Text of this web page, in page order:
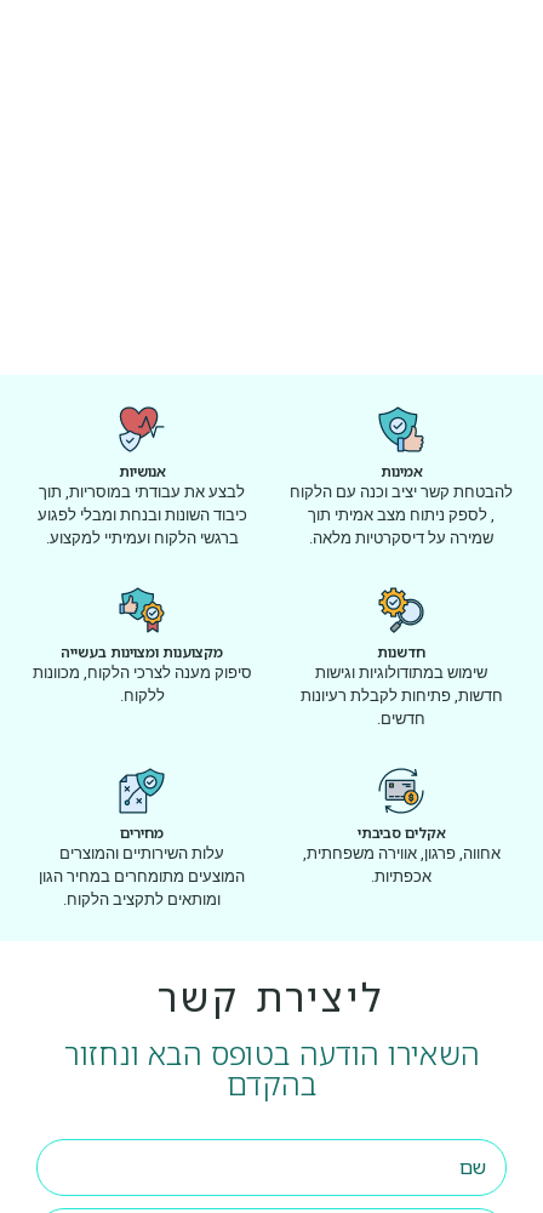
אמינות
להבטחת קשר יציב וכנה עם הלקוח
, לספק ניתוח מצב אמיתי תוך
שמירה על דיסקרטיות מלאה.
אנושיות
לבצע את עבודתי במוסריות, תוך
כיבוד השונות ובנחת ומבלי לפגוע
ברגשי הלקוח ועמיתיי למקצוע.
חדשנות
שימוש במתודולוגיות וגישות
חדשות, פתיחות לקבלת רעיונות
חדשים.
מקצוענות ומצוינות בעשייה
סיפוק מענה לצרכי הלקוח, מכוונות
ללקוח.
אקלים סביבתי
אחווה, פרגון, אווירה משפחתית,
אכפתיות.
מחירים
עלות השירותיים והמוצרים
המוצעים מתומחרים במחיר הגון
ומותאים לתקציב הלקוח.
ליצירת קשר
השאירו הודעה בטופס הבא ונחזור
בהקדם